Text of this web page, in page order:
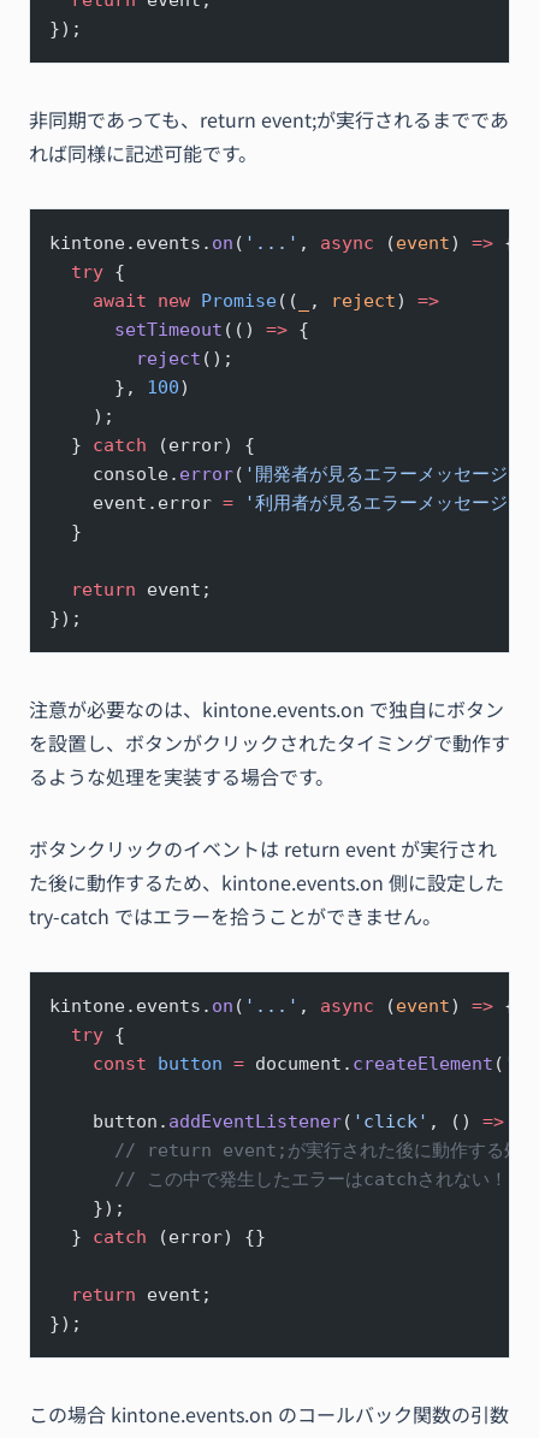
});
非同期であっても、return event;が実行されるまでであ
れば同様に記述可能です。
kintone.events. on ( '...' , async (event) => {
  try
{
    await
new Promise(( , reject) =>
      setTimeout
(() => {
        reject
();
      },
100)
    );
  }
catch (error) {
    console.
error( '開発者が見るエラーメッセージ'
    event.error
= '利用者が見るエラーメッセージ'
  }
  return
event;
});
注意が必要なのは、kintone.events.on で独自にボタン
を設置し、ボタンがクリックされたタイミングで動作す
るような処理を実装する場合です。
ボタンクリックのイベントは return event が実行され
た後に動作するため、kintone.events.on 側に設定した
try-catch ではエラーを拾うことができません。
kintone.events. on ( '...' , async (event) => {
  try
{
    const
button = document. createElement (
    button.
addEventListener( 'click' , () =>
// return event;が実行された後に動作する処
      // この中で発生したエラーはcatchされない！
    });
  }
catch (error) {}
  return
event;
});
この場合 kintone.events.on のコールバック関数の引数